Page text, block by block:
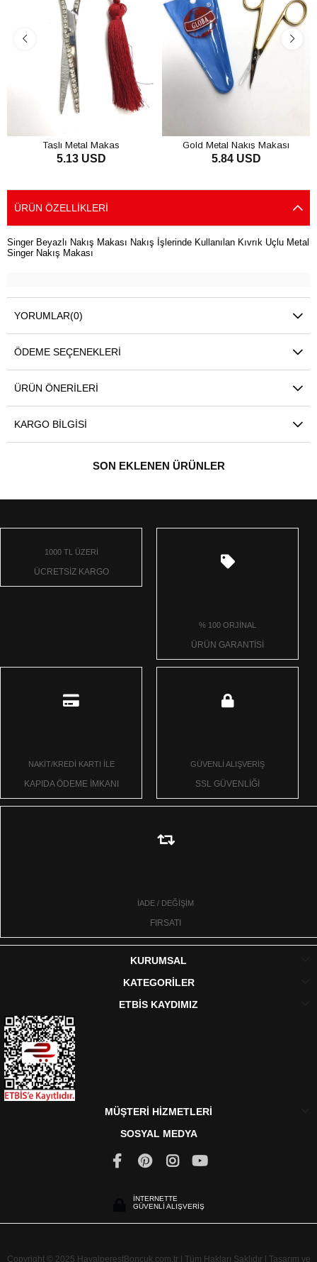
Taşlı Metal Makas
5.13 USD
Gold Metal Nakış Makası
5.84 USD
ÜRÜN ÖZELLIKLERI
Singer Beyazlı Nakış Makası Nakış İşlerinde Kullanılan Kıvrık Uçlu Metal
Singer Nakış Makası
YORUMLAR(0)
ÖDEME SEÇENEKLERI
ÜRÜN ÖNERILERI
KARGO BILGISI
SON EKLENEN ÜRÜNLER
1000 TL ÜZERİ
ÜCRETSİZ KARGO
% 100 ORJİNAL
ÜRÜN GARANTİSİ
NAKİT/KREDİ KARTI İLE
KAPIDA ÖDEME İMKANI
GÜVENLİ ALIŞVERİŞ
SSL GÜVENLİĞİ
İADE / DEĞİŞİM
FIRSATI
KURUMSAL
KATEGORİLER
ETBİS KAYDIMIZ
MÜŞTERİ HİZMETLERİ
SOSYAL MEDYA
İNTERNETTE
GÜVENLİ ALIŞVERİŞ
Copyright © 2025 HayalperestBoncuk.com.tr | Tüm Hakları Saklıdır | Tasarım ve